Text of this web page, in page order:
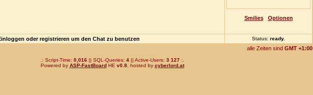
Smilies Optionen
oder registrieren um den Chat zu benutzen Status: ready..
alle Zeiten sind GMT +1:00
.: Script-Time: 0,016|| SQL-Queries: 4|| Active-Users: 3 127:.
Powered by ASP-FastBoardHE v0.8, hosted by cyberlord.at